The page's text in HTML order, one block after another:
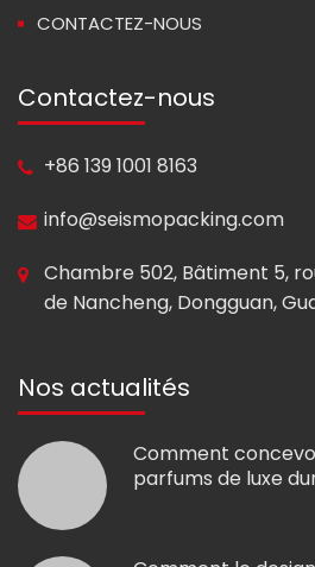
CONTACTEZ-NOUS
Contactez-nous
+86 139 1001 8163
info@seismopacking.com
Chambre 502, Bâtiment 5,
de Nancheng, Dongguan,
Nos actualités
Comment
parfums de luxe